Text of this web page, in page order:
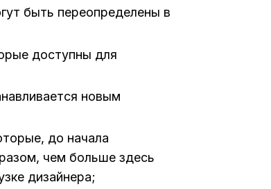
быть переопределены в
доступны для
новым
до начала
чем больше здесь
дизайнера;